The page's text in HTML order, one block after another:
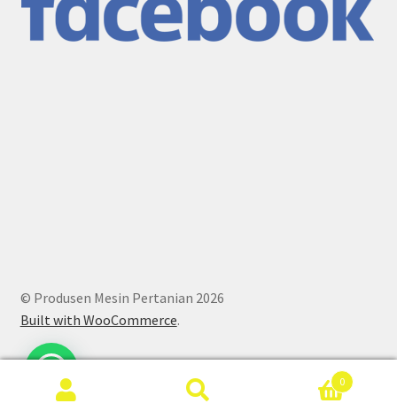
© Produsen Mesin Pertanian 2026
Built with WooCommerce.
0